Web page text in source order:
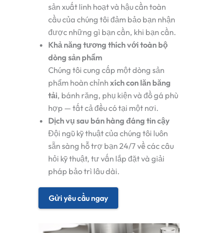
sản xuất linh hoạt và hậu cần toàn
cầu của chúng tôi đảm bảo bạn nhận
được những gì bạn cần, khi bạn cần.
Khả năng tương thích với toàn bộ
dòng sản phẩm
Chúng tôi cung cấp một dòng sản
phẩm hoàn chỉnh xích con lăn băng
tải, bánh răng, phụ kiện và đồ gá phù
hợp — tất cả đều có tại một nơi.
Dịch vụ sau bán hàng đáng tin cậy
Đội ngũ kỹ thuật của chúng tôi luôn
sẵn sàng hỗ trợ bạn 24/7 về các câu
hỏi kỹ thuật, tư vấn lắp đặt và giải
pháp bảo trì lâu dài.
Gửi yêu cầu ngay